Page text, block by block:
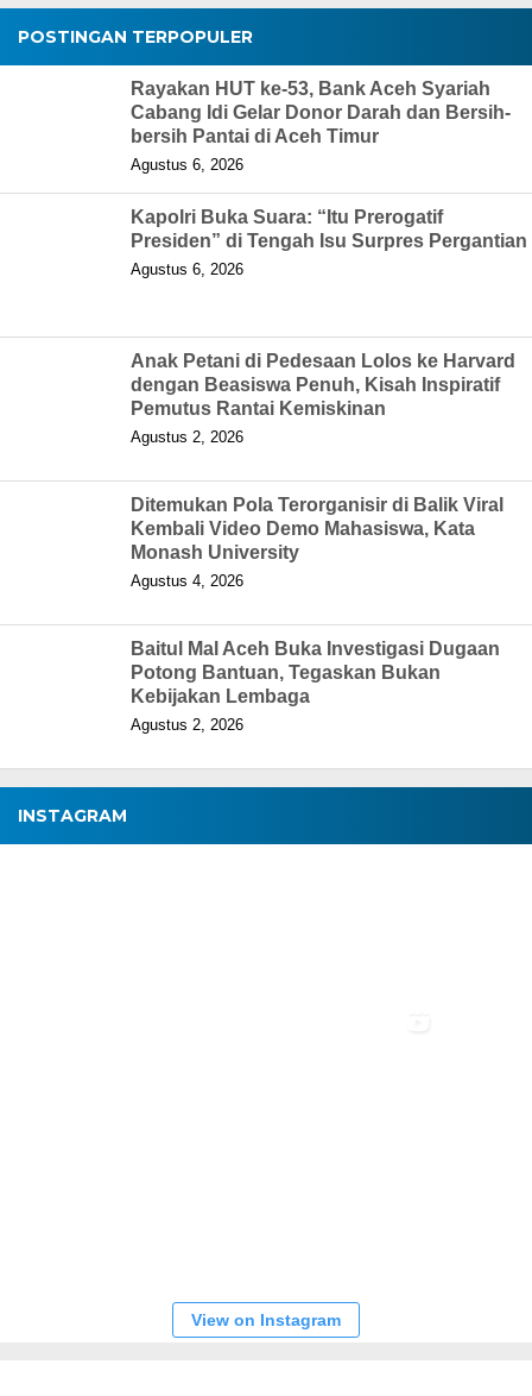
POSTINGAN TERPOPULER
Rayakan HUT ke-53, Bank Aceh Syariah
Cabang Idi Gelar Donor Darah dan Bersih-
bersih Pantai di Aceh Timur
Agustus 6, 2026
Kapolri Buka Suara: “Itu Prerogatif
Presiden” di Tengah Isu Surpres Pergantian
Agustus 6, 2026
Anak Petani di Pedesaan Lolos ke Harvard
dengan Beasiswa Penuh, Kisah Inspiratif
Pemutus Rantai Kemiskinan
Agustus 2, 2026
Ditemukan Pola Terorganisir di Balik Viral
Kembali Video Demo Mahasiswa, Kata
Monash University
Agustus 4, 2026
Baitul Mal Aceh Buka Investigasi Dugaan
Potong Bantuan, Tegaskan Bukan
Kebijakan Lembaga
Agustus 2, 2026
INSTAGRAM
View on Instagram